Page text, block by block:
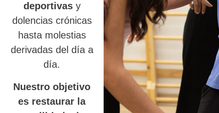
deportivasy
dolencias crónicas
hasta molestias
derivadas del día a
día.
Nuestro objetivo
es restaurar la